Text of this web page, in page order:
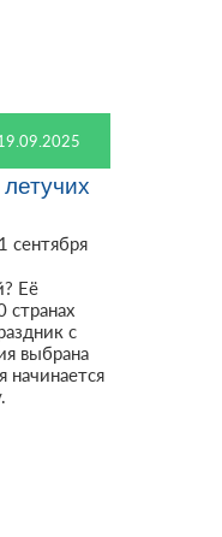
сентября
Её
с
выбрана
начинается